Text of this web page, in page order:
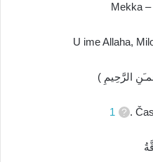
Mekka –
U ime Allaha,
1 .